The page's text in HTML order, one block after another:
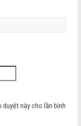
này cho lần bình